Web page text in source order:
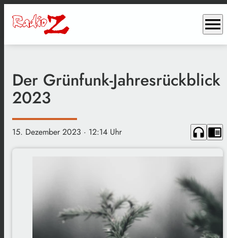
menu
Der Grünfunk-Jahresrückblick
2023
15. Dezember 2023 · 12:14 Uhr headphones chrome_reader_mode